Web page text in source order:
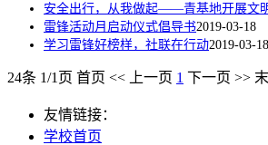
安全出行，从我做起——青基地开展文
雷锋活动月启动仪式倡导书2019-03-18
学习雷锋好榜样，社联在行动2019-03-18
24条 1/1页 首页 << 上一页 1 下一页 >>
友情链接：
学校首页